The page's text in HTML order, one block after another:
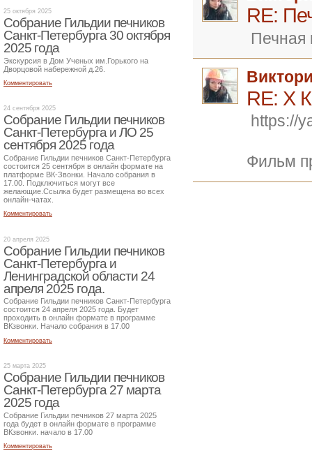
RE:
Печная
RE: Х
https://
Фильм
25 октября 2025
Собрание Гильдии печников
Санкт-Петербурга 30 октября
2025 года
Экскурсия в Дом Ученых им.Горького на
Дворцовой набережной д.26.
Комментировать
24 сентября 2025
Собрание Гильдии печников
Санкт-Петербурга и ЛО 25
сентября 2025 года
Собрание Гильдии печников Санкт-Петербурга
состоится 25 сентября в онлайн формате на
платформе ВК-Звонки. Начало собрания в
17.00. Подключиться могут все
желающие.Ссылка будет размещена во всех
онлайн-чатах.
Комментировать
20 апреля 2025
Собрание Гильдии печников
Санкт-Петербурга и
Ленинградской области 24
апреля 2025 года.
Собрание Гильдии печников Санкт-Петербурга
состоится 24 апреля 2025 года. Будет
проходить в онлайн формате в программе
ВКзвонки. Начало собрания в 17.00
Комментировать
25 марта 2025
Собрание Гильдии печников
Санкт-Петербурга 27 марта
2025 года
Собрание Гильдии печников 27 марта 2025
года будет в онлайн формате в программе
ВКзвонки. начало в 17.00
Комментировать